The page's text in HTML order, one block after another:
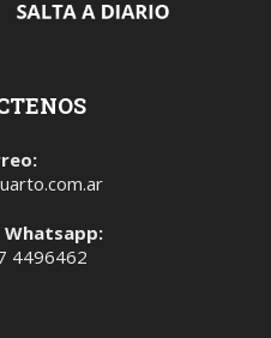
4496462